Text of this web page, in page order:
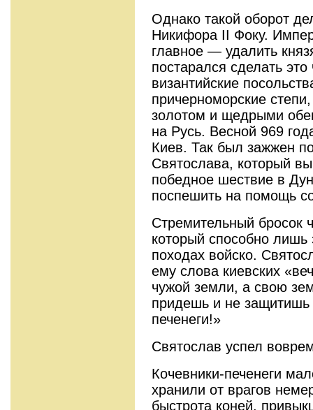
Однако такой оборот
Никифора II Фоку.
главное — удалить
постарался сделать
византийские
причерноморские
золотом и щедрыми
на Русь. Весной 969
Киев. Так был зажжен
Святослава, который
победное шествие в
поспешить на помощь
Стремительный бросок
который способно лишь
походах войско.
ему слова киевских
чужой земли, а свою
придешь и не защитишь
печенеги!»
Святослав успел
Кочевники-печенеги
хранили от врагов
быстрота коней,